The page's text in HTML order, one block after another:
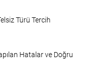
Türü Tercih
Hatalar ve Doğru